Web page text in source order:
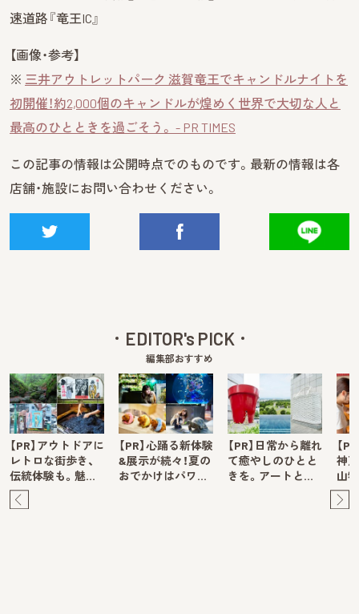
速道路『竜王IC』
【画像・参考】
※ 三井アウトレットパーク 滋賀竜王でキャンドルナイトを
初開催！約2,000個のキャンドルが煌めく世界で大切な人と
最高のひとときを過ごそう。 - PR TIMES
この記事の情報は公開時点でのものです。最新の情報は各
店舗・施設にお問い合わせください。
EDITOR's PICK
編集部おすすめ
【PR】アウトドアに
レトロな街歩き、
伝統体験も。魅…
【PR】心踊る新体験
&展示が続々！夏の
おでかけはパワ…
【PR】日常から離れ
て癒やしのひとと
きを。アートと…
【
神
山